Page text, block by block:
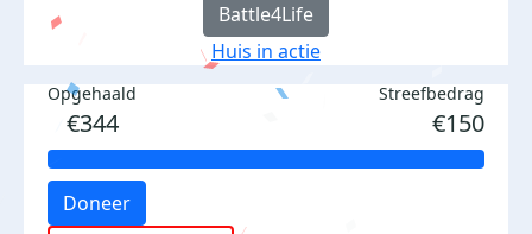
Battle4Life
Huis in actie
Opgehaald
€344
Streefbedrag
€150
Doneer